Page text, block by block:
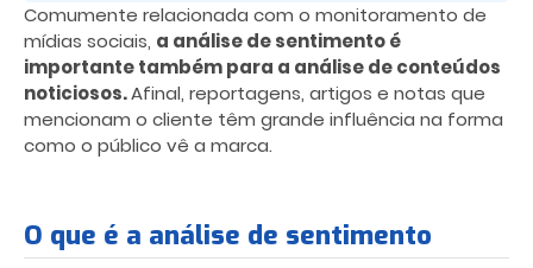
Comumente relacionada com o monitoramento de
mídias sociais, a análise de sentimento é
importante também para a análise de conteúdos
noticiosos.Afinal, reportagens, artigos e notas que
mencionam o cliente têm grande influência na forma
como o público vê a marca.
O que é a análise de sentimento